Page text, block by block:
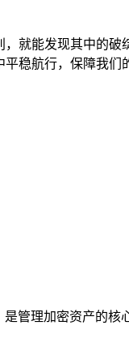
就能发现其中的
稳航行，保障我
管理加密资产的